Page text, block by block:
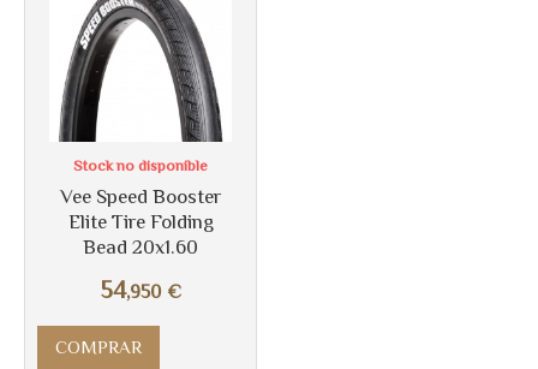
Vee Speed Booster
Elite Tire Folding
Bead 20x1.60
54,950 €
Stock no disponible
COMPRAR
Más info